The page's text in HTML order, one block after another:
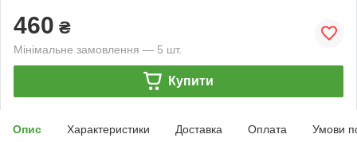
460 ₴
Мінімальне замовлення — 5 шт.
Купити
Опис Характеристики Доставка Оплата Умови